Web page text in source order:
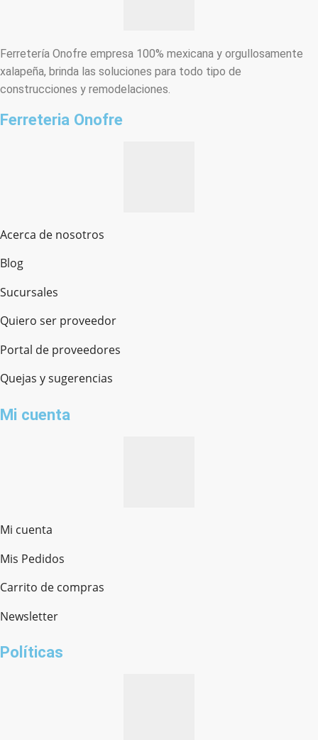
Ferretería Onofre empresa 100% mexicana y orgullosamente
xalapeña, brinda las soluciones para todo tipo de
construcciones y remodelaciones.
Ferreteria Onofre
Acerca de nosotros
Blog
Sucursales
Quiero ser proveedor
Portal de proveedores
Quejas y sugerencias
Mi cuenta
Mi cuenta
Mis Pedidos
Carrito de compras
Newsletter
Políticas